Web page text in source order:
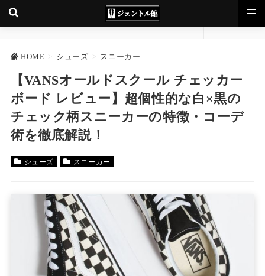
HOME シューズ スニーカー
【VANSオールドスクール チェッカー
ボード レビュー】超個性的な白×黒の
チェック柄スニーカーの特徴・コーデ
術を徹底解説！
シューズ スニーカー